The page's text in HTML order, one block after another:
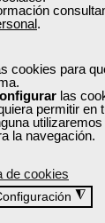
.
cookies para
las
permitir en
la navegación.
de cookies
◮
y formación
y